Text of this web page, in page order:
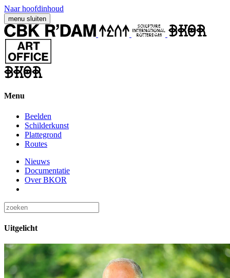
Naar hoofdinhoud
menu sluiten
Menu
Beelden
Schilderkunst
Plattegrond
Routes
Nieuws
Documentatie
Over BKOR
Uitgelicht